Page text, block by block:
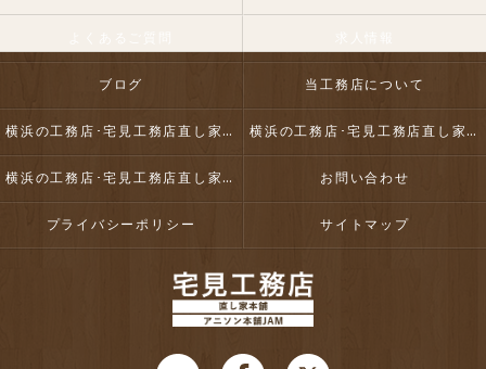
ブログ 当工務店について
横浜の工務店･宅見工務店直し家本舗合同会社の口コミ情報 横浜の工務店･宅見工務店直し家本舗合同会社の評判
横浜の工務店･宅見工務店直し家本舗合同会社のお客様の声 お問い合わせ
プライバシーポリシー サイトマップ